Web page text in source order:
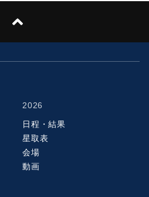
2026
日程・結果
星取表
会場
動画